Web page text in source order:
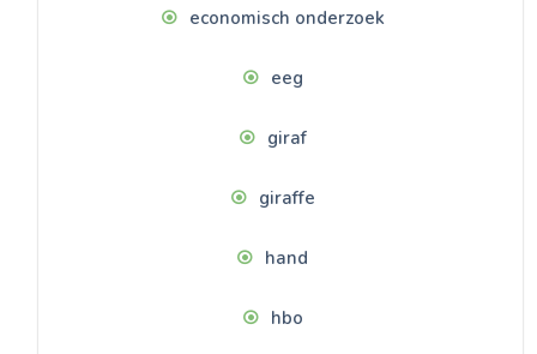
economisch onderzoek
eeg
giraf
giraffe
hand
hbo